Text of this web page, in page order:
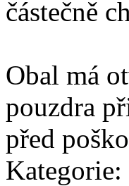
částečně
Obal má
pouzdra
před
Kategorie: